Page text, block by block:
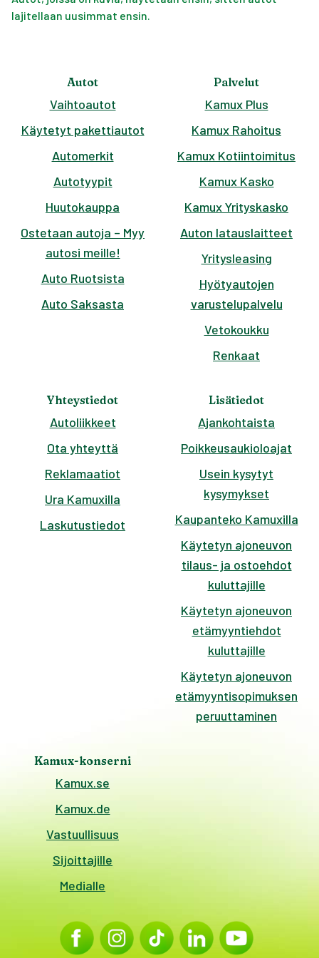
lajitellaan uusimmat ensin.
Autot
Vaihtoautot
Käytetyt pakettiautot
Automerkit
Autotyypit
Huutokauppa
Ostetaan autoja – Myy
autosi meille!
Auto Ruotsista
Auto Saksasta
Palvelut
Kamux Plus
Kamux Rahoitus
Kamux Kotiintoimitus
Kamux Kasko
Kamux Yrityskasko
Auton latauslaitteet
Yritysleasing
Hyötyautojen
varustelupalvelu
Vetokoukku
Renkaat
Yhteystiedot
Autoliikkeet
Ota yhteyttä
Reklamaatiot
Ura Kamuxilla
Laskutustiedot
Lisätiedot
Ajankohtaista
Poikkeusaukioloajat
Usein kysytyt
kysymykset
Kaupanteko Kamuxilla
Käytetyn ajoneuvon
tilaus- ja ostoehdot
kuluttajille
Käytetyn ajoneuvon
etämyyntiehdot
kuluttajille
Käytetyn ajoneuvon
etämyyntisopimuksen
peruuttaminen
Kamux-konserni
Kamux.se
Kamux.de
Vastuullisuus
Sijoittajille
Medialle